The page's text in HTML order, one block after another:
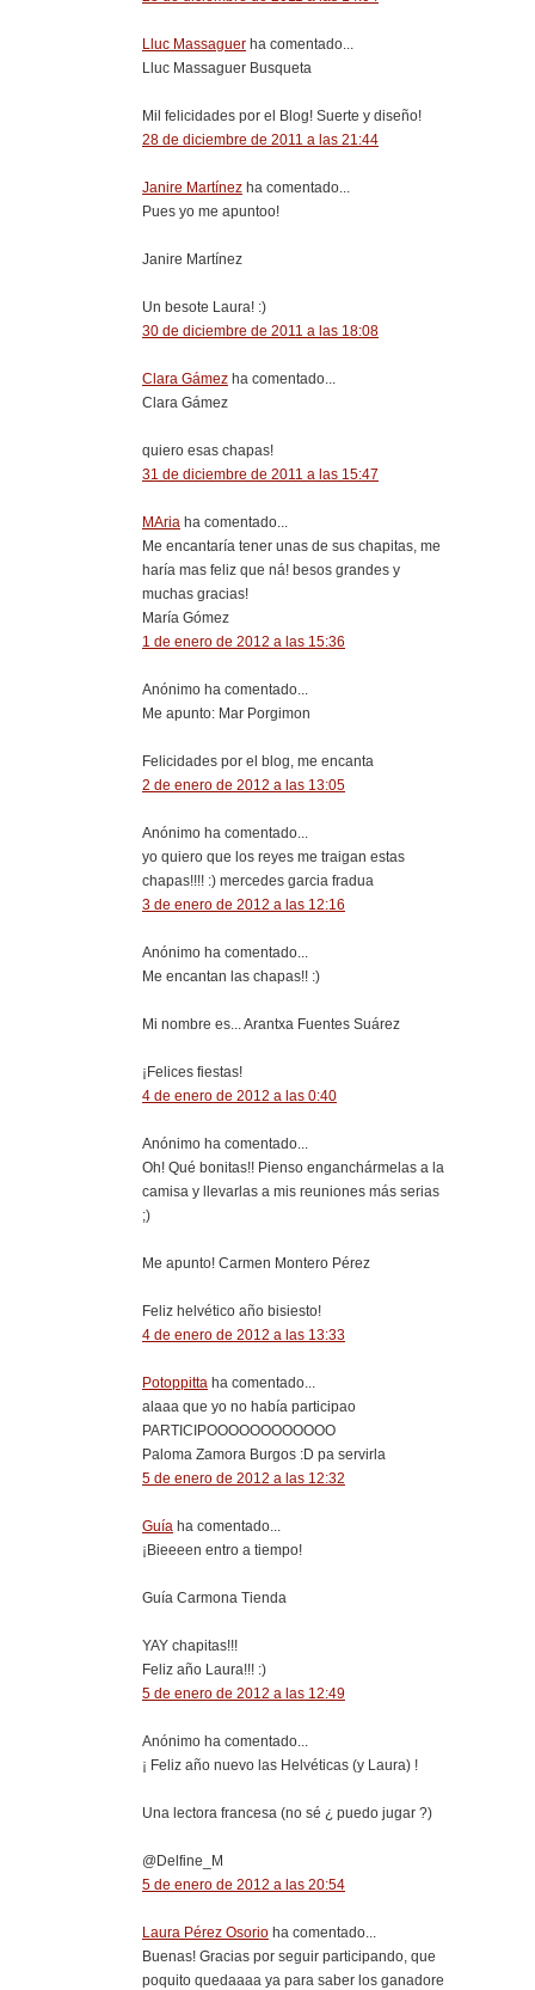
Lluc Massaguer ha comentado...
Lluc Massaguer Busqueta
Mil felicidades por el Blog! Suerte y diseño!
28 de diciembre de 2011 a las 21:44
Janire Martínez ha comentado...
Pues yo me apuntoo!
Janire Martínez
Un besote Laura! :)
30 de diciembre de 2011 a las 18:08
Clara Gámez ha comentado...
Clara Gámez
quiero esas chapas!
31 de diciembre de 2011 a las 15:47
MAria ha comentado...
Me encantaría tener unas de sus chapitas, me
haría mas feliz que ná! besos grandes y
muchas gracias!
María Gómez
1 de enero de 2012 a las 15:36
Anónimo ha comentado...
Me apunto: Mar Porgimon
Felicidades por el blog, me encanta
2 de enero de 2012 a las 13:05
Anónimo ha comentado...
yo quiero que los reyes me traigan estas
chapas!!!! :) mercedes garcia fradua
3 de enero de 2012 a las 12:16
Anónimo ha comentado...
Me encantan las chapas!! :)
Mi nombre es... Arantxa Fuentes Suárez
¡Felices fiestas!
4 de enero de 2012 a las 0:40
Anónimo ha comentado...
Oh! Qué bonitas!! Pienso enganchármelas a la
camisa y llevarlas a mis reuniones más serias
;)
Me apunto! Carmen Montero Pérez
Feliz helvético año bisiesto!
4 de enero de 2012 a las 13:33
Potoppitta ha comentado...
alaaa que yo no había participao
PARTICIPOOOOOOOOOOOO
Paloma Zamora Burgos :D pa servirla
5 de enero de 2012 a las 12:32
Guía ha comentado...
¡Bieeeen entro a tiempo!
Guía Carmona Tienda
YAY chapitas!!!
Feliz año Laura!!! :)
5 de enero de 2012 a las 12:49
Anónimo ha comentado...
¡ Feliz año nuevo las Helvéticas (y Laura) !
Una lectora francesa (no sé ¿ puedo jugar ?)
@Delfine_M
5 de enero de 2012 a las 20:54
Laura Pérez Osorio ha comentado...
Buenas! Gracias por seguir participando, que
poquito quedaaaa ya para saber los ganadore